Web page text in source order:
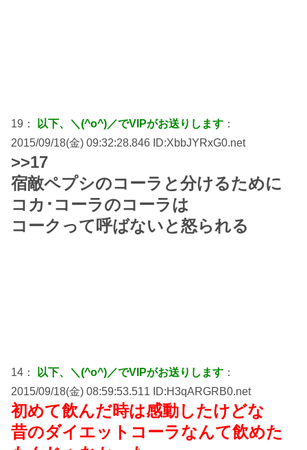
19： 以下、＼(^o^)／でVIPがお送りします ：
2015/09/18(金) 09:32:28.846 ID:XbbJYRxG0.net
>>17
宿敵ペプシのコーラと分けるために
コカ･コーラのコーラは
コークって呼ばないと怒られる
14： 以下、＼(^o^)／でVIPがお送りします ：
2015/09/18(金) 08:59:53.511 ID:H3qARGRB0.net
初めて飲んだ時は感動したけどな
昔のダイエットコーラなんて飲めた